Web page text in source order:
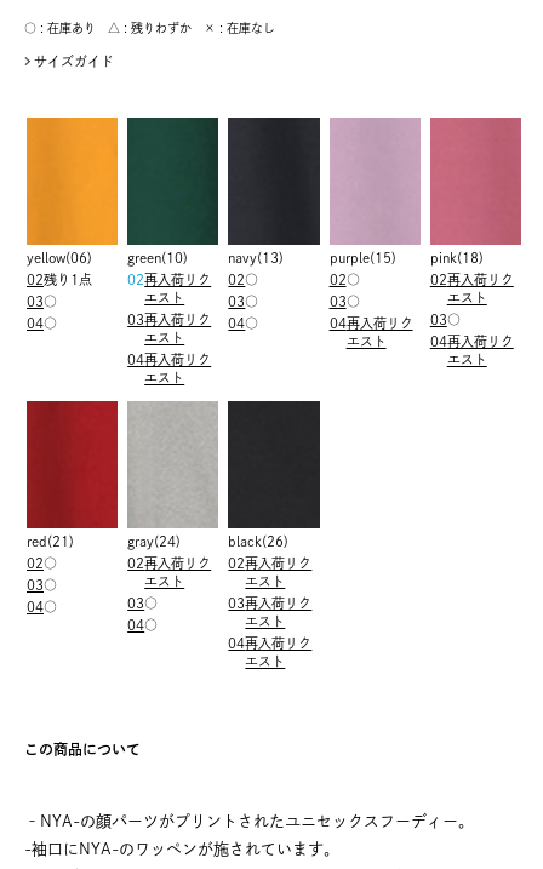
○ : 在庫あり △ : 残りわずか × : 在庫なし
サイズガイド
yellow(06)
02残り1点
03○
04○
green(10)
02再入荷リク
エスト
03再入荷リク
エスト
04再入荷リク
エスト
navy(13)
02○
03○
04○
purple(15)
02○
03○
04再入荷リク
エスト
pink(18)
02再入荷リク
エスト
03○
04再入荷リク
エスト
red(21)
02○
03○
04○
gray(24)
02再入荷リク
エスト
03○
04○
black(26)
02再入荷リク
エスト
03再入荷リク
エスト
04再入荷リク
エスト
この商品について
‐NYA-の顔パーツがプリントされたユニセックスフーディー。
-袖口にNYA-のワッペンが施されています。